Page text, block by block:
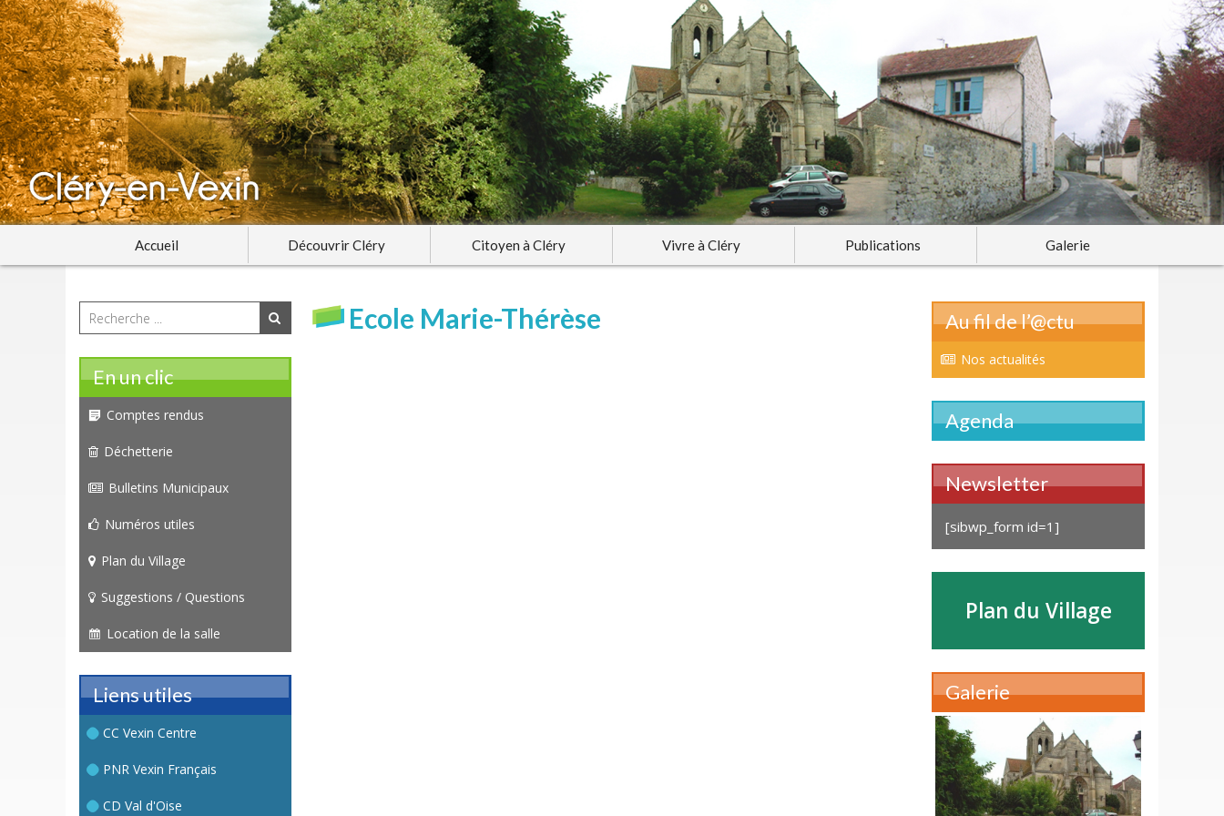
Accueil Découvrir Cléry Citoyen à Cléry Vivre à Cléry Publications Galerie
Ecole Marie-Thérèse
En un clic
Comptes rendus
Déchetterie
Bulletins Municipaux
Numéros utiles
Plan du Village
Suggestions / Questions
Location de la salle
Liens utiles
CC Vexin Centre
PNR Vexin Français
CD Val d'Oise
Au fil de l’@ctu
Nos actualités
Agenda
Newsletter
[sibwp_form id=1]
Plan du Village
Galerie